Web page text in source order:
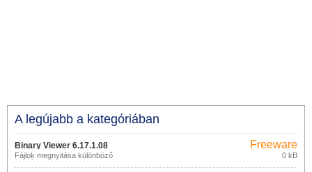
A legújabb a kategóriában
Binary Viewer 6.17.1.08
Fájlok megnyitása különböző
formátumokban
Freeware
0 kB